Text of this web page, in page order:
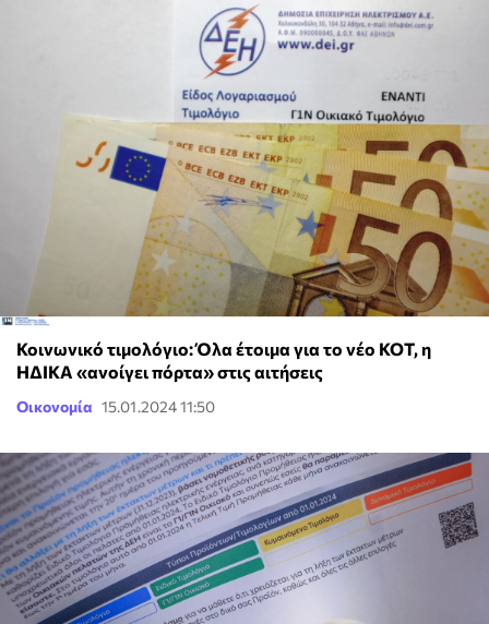
Κοινωνικό τιμολόγιο: Όλα έτοιμα για το νέο ΚΟΤ, η
ΗΔΙΚΑ «ανοίγει πόρτα» στις αιτήσεις
Οικονομία 15.01.2024 11:50